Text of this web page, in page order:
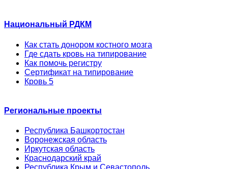
Национальный РДКМ
Как стать донором костного мозга
Где сдать кровь на типирование
Как помочь регистру
Сертификат на типирование
Кровь 5
Региональные проекты
Республика Башкортостан
Воронежская область
Иркутская область
Краснодарский край
Республика Крым и Севастополь